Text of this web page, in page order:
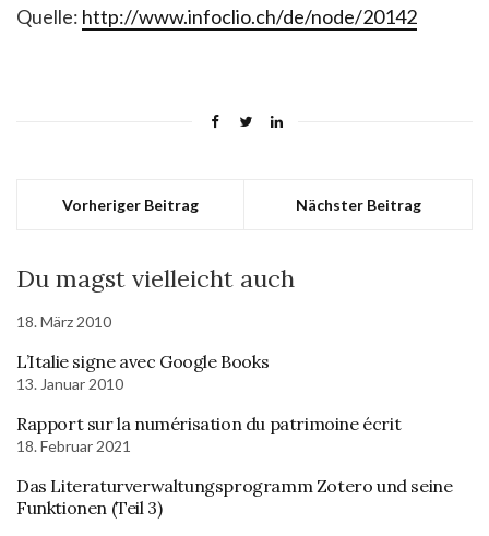
Quelle: http://www.infoclio.ch/de/node/20142
Vorheriger Beitrag Nächster Beitrag
Du magst vielleicht auch
18. März 2010
L’Italie signe avec Google Books
13. Januar 2010
Rapport sur la numérisation du patrimoine écrit
18. Februar 2021
Das Literaturverwaltungsprogramm Zotero und seine
Funktionen (Teil 3)